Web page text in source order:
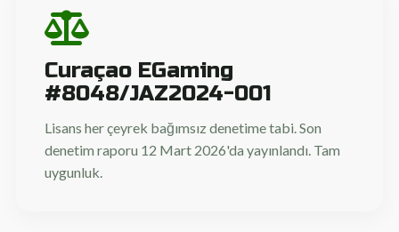
Curaçao EGaming
#8048/JAZ2024-001
Lisans her çeyrek bağımsız denetime tabi. Son
denetim raporu 12 Mart 2026'da yayınlandı. Tam
uygunluk.